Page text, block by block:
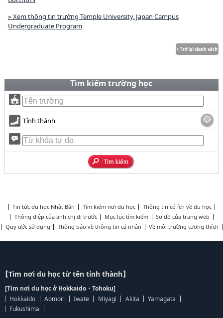
» Xem thông tin trường Temple University, Japan Campus
Undergraduate Program
Tìm kiếm trường học
Tỉnh thành
Tin tức du học Nhật Bản Tìm kiếm nơi du học
Thông tin có ích về du học
Thông điệp của anh chị đi trước
Mục lục tìm kiếm
Sơ đồ của trang web
Quy ước sử dụng
Thông báo về thông tin cá nhân Về môi trường tương thích
【Tìm nơi du học từ tên tỉnh thành】
[Tìm nơi du học ở Hokkaido・Tohoku]
Hokkaido
Aomori Iwate Miyagi Akita
Yamagata
Fukushima